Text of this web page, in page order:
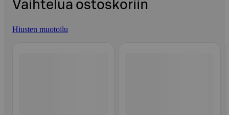
Vaihtelua ostoskoriin
Hiusten muotoilu